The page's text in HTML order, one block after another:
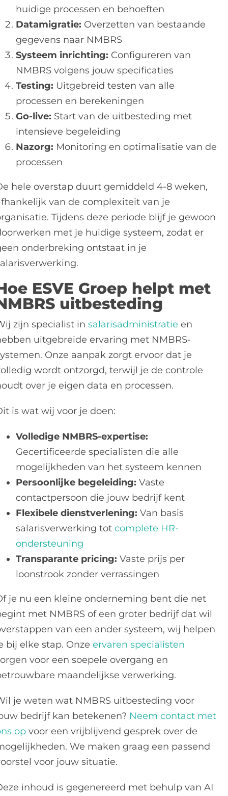
huidige processen en behoeften
Datamigratie: Overzetten van bestaande
gegevens naar NMBRS
Systeem inrichting: Configureren van
NMBRS volgens jouw specificaties
Testing: Uitgebreid testen van alle
processen en berekeningen
Go-live: Start van de uitbesteding met
intensieve begeleiding
Nazorg: Monitoring en optimalisatie van de
processen
hele overstap duurt gemiddeld 4-8 weken,
van de complexiteit van je
Tijdens deze periode blijf je gewoon
met je huidige systeem, zodat er
onderbreking ontstaat in je
ESVE Groep helpt met
uitbesteding
zijn specialist insalarisadministratie en
uitgebreide ervaring met NMBRS-
Onze aanpak zorgt ervoor dat je
wordt ontzorgd, terwijl je de controle
over je eigen data en processen.
is wat wij voor je doen:
Volledige NMBRS-expertise:
Gecertificeerde specialisten die alle
mogelijkheden van het systeem kennen
Persoonlijke begeleiding: Vaste
contactpersoon die jouw bedrijf kent
Flexibele dienstverlening: Van basis
salarisverwerking totcomplete HR-
ondersteuning
Transparante pricing: Vaste prijs per
loonstrook zonder verrassingen
je nu een kleine onderneming bent die net
met NMBRS of een groter bedrijf dat wil
van een ander systeem, wij helpen
bij elke stap. Onzeervaren specialisten
voor een soepele overgang en
maandelijkse verwerking.
je weten wat NMBRS uitbesteding voor
bedrijf kan betekenen? Neem contact met
op voor een vrijblijvend gesprek over de
We maken graag een passend
voor jouw situatie.
inhoud is gegenereerd met behulp van AI